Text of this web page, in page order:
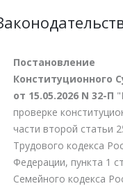
Постановление
Конституционного
от 15.05.2026 N 32-П
проверке
части второй статьи
Трудового кодекса
Федерации, пункта 1
Семейного кодекса